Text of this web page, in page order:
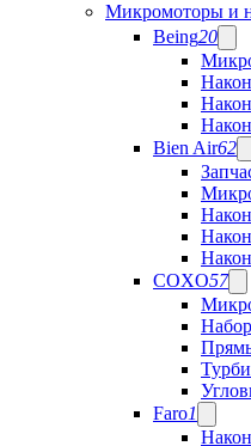
Микромоторы и
Being20
Bien Air62
COXO57
Faro1